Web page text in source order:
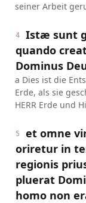
seiner Arbeit
4
Istæ sunt
quando
Dominus
a Dies ist die
Erde, als sie
HERR Erde und
5
et omne
oriretur in
regionis
pluerat
homo non